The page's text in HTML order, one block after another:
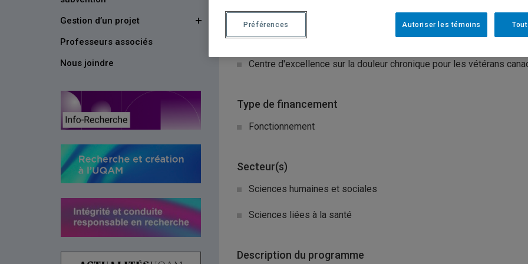
Gestion d’un projet
Professeurs associés
Nous joindre
Organisme(s) porteur(s)
Centre d'excellence sur la douleur chronique pour les vétérans
Type de financement
Fonctionnement
Secteur(s)
Sciences humaines et sociales
Sciences liées à la santé
Description du programme
Autoriser les témoins
Préférences